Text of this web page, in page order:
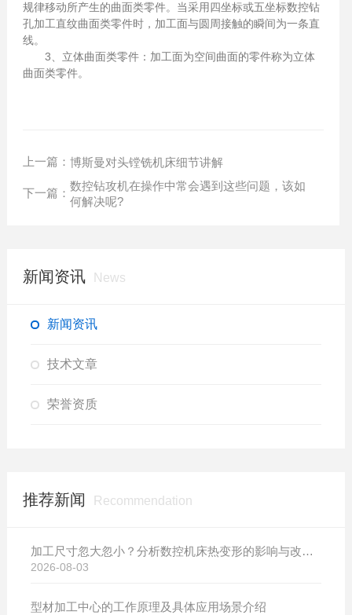
规律移动所产生的曲面类零件。当采用四坐标或五坐标数控钻
孔加工直纹曲面类零件时，加工面与圆周接触的瞬间为一条直
线。
3、立体曲面类零件：加工面为空间曲面的零件称为立体
曲面类零件。
上一篇： 博斯曼对头镗铣机床细节讲解
下一篇：
数控钻攻机在操作中常会遇到这些问题，该如
何解决呢?
新闻资讯 News
新闻资讯
技术文章
荣誉资质
推荐新闻 Recommendation
加工尺寸忽大忽小？分析数控机床热变形的影响与改善方案
2026-08-03
型材加工中心的工作原理及具体应用场景介绍